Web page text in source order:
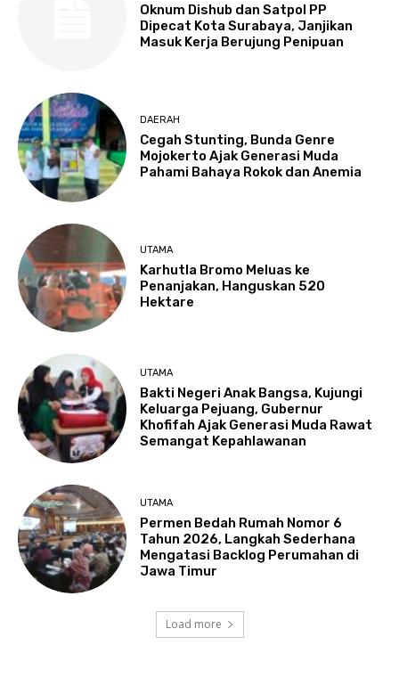
Oknum Dishub dan Satpol PP
Dipecat Kota Surabaya, Janjikan
Masuk Kerja Berujung Penipuan
DAERAH
Cegah Stunting, Bunda Genre
Mojokerto Ajak Generasi Muda
Pahami Bahaya Rokok dan Anemia
UTAMA
Karhutla Bromo Meluas ke
Penanjakan, Hanguskan 520
Hektare
UTAMA
Bakti Negeri Anak Bangsa, Kujungi
Keluarga Pejuang, Gubernur
Khofifah Ajak Generasi Muda Rawat
Semangat Kepahlawanan
UTAMA
Permen Bedah Rumah Nomor 6
Tahun 2026, Langkah Sederhana
Mengatasi Backlog Perumahan di
Jawa Timur
Load more